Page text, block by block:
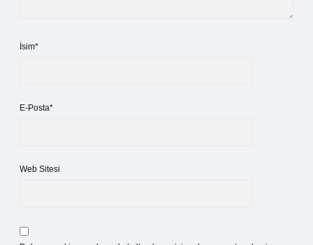
İsim*
E-Posta*
Web Sitesi